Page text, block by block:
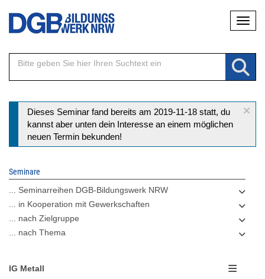
Direkt
Inhalt
×
Statusmeldung
Dieses Seminar fand bereits am 2019-11-18 statt, du
kannst aber unten dein Interesse an einem möglichen
neuen Termin bekunden!
Seminare
... Seminarreihen DGB-Bildungswerk NRW
... in Kooperation mit Gewerkschaften
... nach Zielgruppe
... nach Thema
IG Metall